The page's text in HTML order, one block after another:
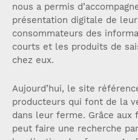
nous a permis
présentation digitale de
consommateurs des
courts et les produits de
chez eux.
Aujourd’hui, le site
producteurs qui font de la
dans leur ferme. Grâce
peut faire une recherche